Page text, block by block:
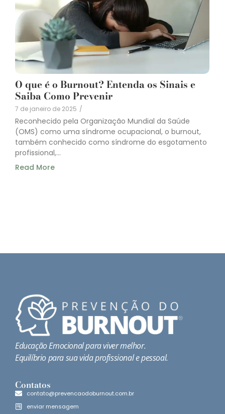
O que é o Burnout? Entenda os Sinais e
Saiba Como Prevenir
7 de janeiro de 2025 /
Reconhecido pela Organização Mundial da Saúde
(OMS) como uma síndrome ocupacional, o burnout,
também conhecido como síndrome do esgotamento
profissional,...
Read More
Educação Emocional para viver melhor.
Equilíbrio para sua vida profissional e pessoal.
Contatos
contato@prevencaodoburnout.com.br
enviar mensagem